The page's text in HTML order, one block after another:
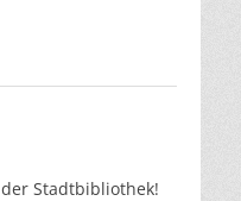
Stadtbibliothek!